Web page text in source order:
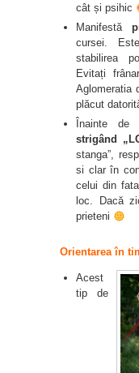
cât și psihic
Manifestă
cursei.
stabilirea
Evitați
Aglomeratia
plăcut
Înainte de
strigând „
stanga”,
si clar în
celui din
loc. Dacă
prieteni
Orientarea în
Acest
tip de